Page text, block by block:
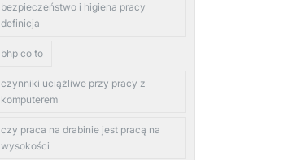
bezpieczeństwo i higiena pracy
definicja
bhp co to
czynniki uciążliwe przy pracy z
komputerem
czy praca na drabinie jest pracą na
wysokości